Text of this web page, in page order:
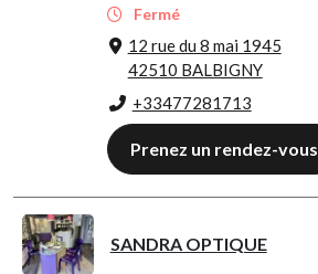
Fermé
12 rue du 8 mai 1945
42510 BALBIGNY
+33477281713
Prenez un rendez-vous
SANDRA OPTIQUE